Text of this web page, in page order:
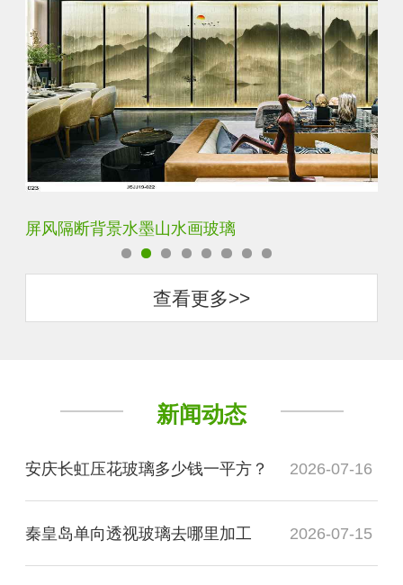
屏风隔断背景水墨山水画玻璃
查看更多>>
新闻动态
安庆长虹压花玻璃多少钱一平方？ 2026-07-16
秦皇岛单向透视玻璃去哪里加工 2026-07-15